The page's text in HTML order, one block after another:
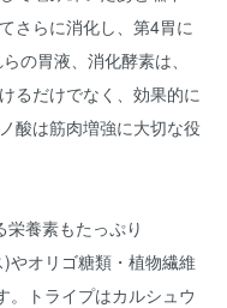
さらに消化し、第4胃に
の胃液、消化酵素は、
るだけでなく、効果的に
酸は筋肉増強に大切な役
養素もたっぷり
やオリゴ糖類・植物繊維
。トライプはカルシュウ